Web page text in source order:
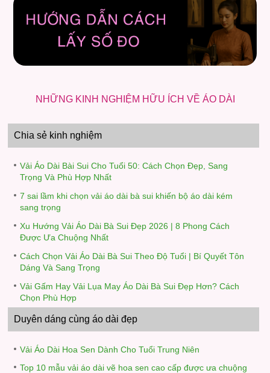
NHỮNG KINH NGHIỆM HỮU ÍCH VỀ ÁO DÀI
Chia sẻ kinh nghiệm
Vải Áo Dài Bài Sui Cho Tuổi 50: Cách Chọn Đẹp, Sang
Trọng Và Phù Hợp Nhất
7 sai lầm khi chọn vải áo dài bà sui khiến bộ áo dài kém
sang trọng
Xu Hướng Vải Áo Dài Bà Sui Đẹp 2026 | 8 Phong Cách
Được Ưa Chuộng Nhất
Cách Chọn Vải Áo Dài Bà Sui Theo Độ Tuổi | Bí Quyết Tôn
Dáng Và Sang Trọng
Vải Gấm Hay Vải Lụa May Áo Dài Bà Sui Đẹp Hơn? Cách
Chọn Phù Hợp
Duyên dáng cùng áo dài đẹp
Vải Áo Dài Hoa Sen Dành Cho Tuổi Trung Niên
Top 10 mẫu vải áo dài vẽ hoa sen cao cấp được ưa chuộng